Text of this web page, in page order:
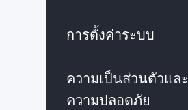
การตั้งค่าระบบ
ความเป็นส่วนตัวและ
ความปลอดภัย